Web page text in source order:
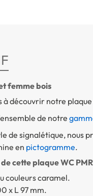
femme bois
à découvrir notre
de notre
de signalétique, nous
en pictogramme.
cette plaque WC
couleurs caramel.
x L 97 mm.